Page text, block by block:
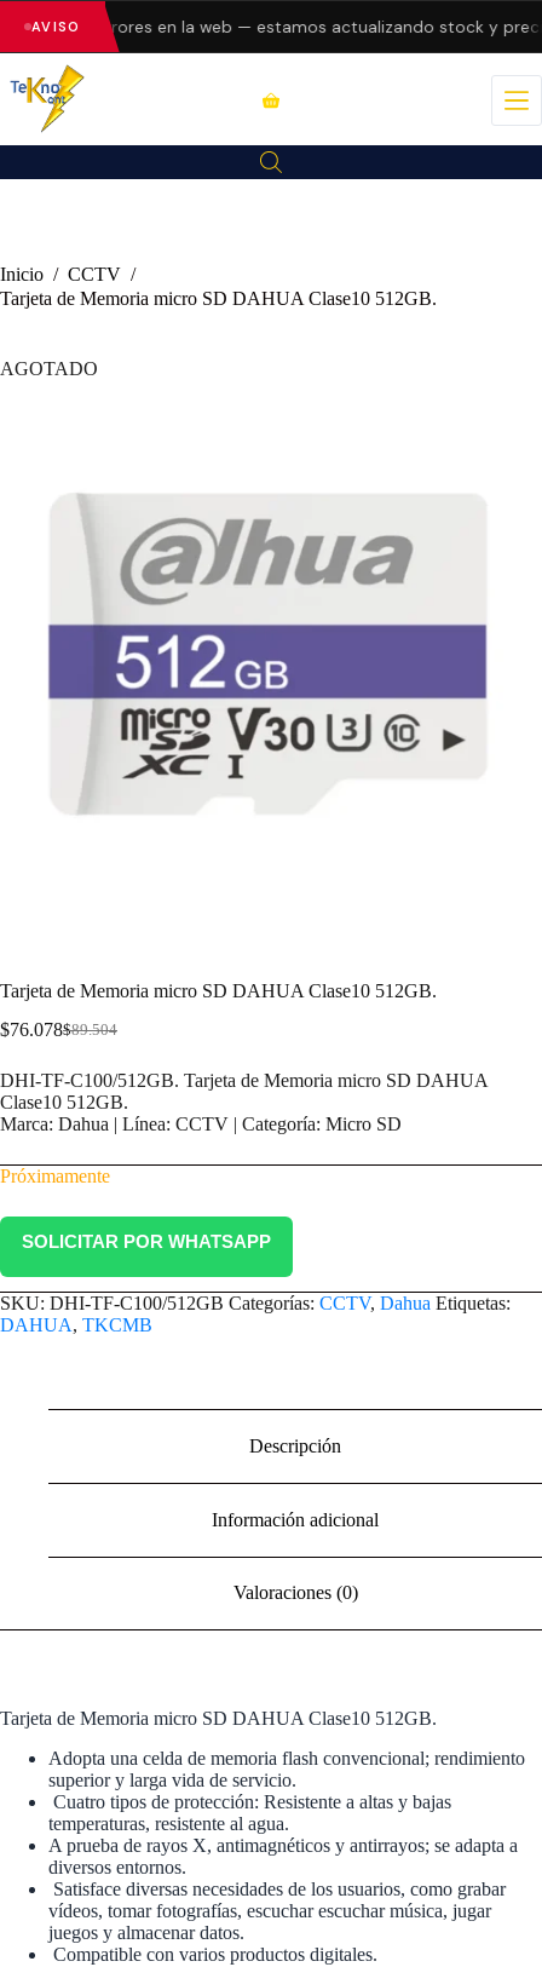
AVISO errores en la web — estamos actualizando stock y
Inicio / CCTV /
Tarjeta de Memoria micro SD DAHUA Clase10 512GB.
AGOTADO
Tarjeta de Memoria micro SD DAHUA Clase10 512GB.
$89.504
$76.078
DHI-TF-C100/512GB. Tarjeta de Memoria micro SD DAHUA
Clase10 512GB.
Marca: Dahua | Línea: CCTV | Categoría: Micro SD
Próximamente
SOLICITAR POR WHATSAPP
SKU: DHI-TF-C100/512GB Categorías: CCTV, Dahua Etiquetas:
DAHUA, TKCMB
Descripción
Información adicional
Valoraciones (0)
Tarjeta de Memoria micro SD DAHUA Clase10 512GB.
Adopta una celda de memoria flash convencional; rendimiento
superior y larga vida de servicio.
Cuatro tipos de protección: Resistente a altas y bajas
temperaturas, resistente al agua.
A prueba de rayos X, antimagnéticos y antirrayos; se adapta a
diversos entornos.
Satisface diversas necesidades de los usuarios, como grabar
vídeos, tomar fotografías, escuchar escuchar música, jugar
juegos y almacenar datos.
Compatible con varios productos digitales.